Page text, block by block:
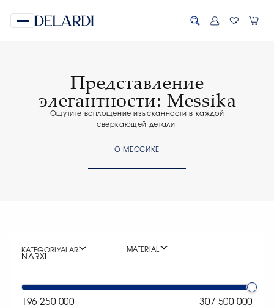
Представление
элегантности: Messika
Ощутите воплощение изысканности в каждой
сверкающей детали.
О МЕССИКЕ
KATEGORIYALAR MATERIAL
NARXI
196 250 000 307 500 000